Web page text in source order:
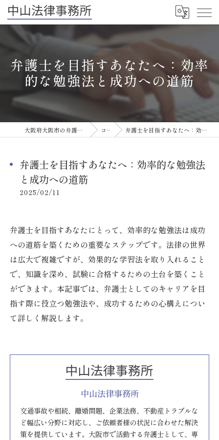
弁護士を目指すあなたへ：効率
的な勉強法と成功への道筋
大阪府大阪市の弁護士なら中山法律事務所 コラム 弁護士を目指すあなたへ：効率的な勉強法と成功への道筋
弁護士を目指すあなたへ：効率的な勉強法
と成功への道筋
2025/02/11
弁護士を目指すあなたにとって、効率的な勉強法は成功
への道筋を築くための重要なステップです。法律の世界
は広大で複雑ですが、効果的な学習法を取り入れること
で、知識を深め、試験に合格するための土台を築くこと
ができます。本記事では、弁護士としてのキャリアを目
指す際に役立つ勉強法や、成功するための心構えについ
て詳しく解説します。
中山法律事務所
交通事故や相続、離婚問題、企業法務、不動産トラブルな
ど幅広い分野に対応し、ご依頼者様の状況に合わせた解決
策を提供しています。大阪市で活動する弁護士として、専